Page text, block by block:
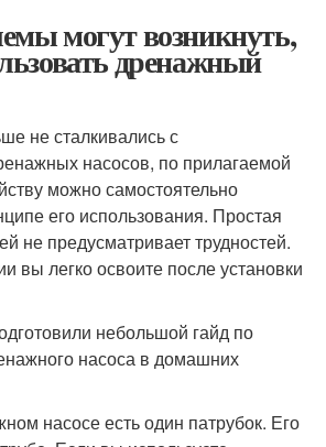
могут возникнуть,
дренажный
не сталкивались с
насосов, по прилагаемой
можно самостоятельно
его использования. Простая
не предусматривает трудностей.
вы легко освоите после установки
небольшой гайд по
насоса в домашних
насосе есть один патрубок. Его